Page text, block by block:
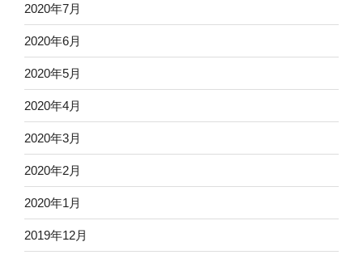
2020年7月
2020年6月
2020年5月
2020年4月
2020年3月
2020年2月
2020年1月
2019年12月